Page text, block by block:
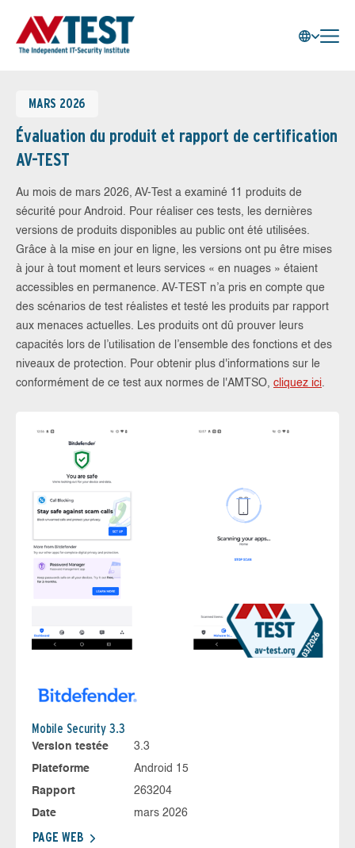
MARS 2026
Évaluation du produit et rapport de certification
AV-TEST
Au mois de mars 2026, AV-Test a examiné 11 produits de
sécurité pour Android. Pour réaliser ces tests, les dernières
versions de produits disponibles au public ont été utilisées.
Grâce à la mise en jour en ligne, les versions ont pu être mises
à jour à tout moment et leurs services « en nuages » étaient
accessibles en permanence. AV-TEST n’a pris en compte que
des scénarios de test réalistes et testé les produits par rapport
aux menaces actuelles. Les produits ont dû prouver leurs
capacités lors de l’utilisation de l’ensemble des fonctions et des
niveaux de protection. Pour obtenir plus d'informations sur le
conformément de ce test aux normes de l'AMTSO, cliquez ici.
Mobile Security 3.3
Version testée
3.3
Plateforme
Android 15
Rapport
263204
Date
mars 2026
PAGE WEB